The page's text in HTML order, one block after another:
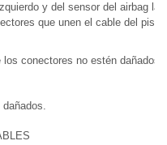
y del sensor del airbag
que unen el cable del piso
conectores no estén dañados.